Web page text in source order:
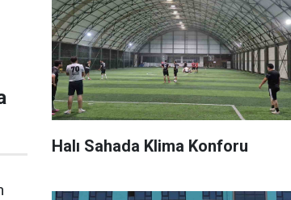
Halı Sahada Klima Konforu